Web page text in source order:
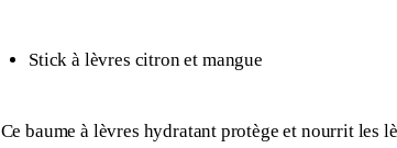
Stick à lèvres citron et mangue
Ce baume à lèvres hydratant protège et nourrit les